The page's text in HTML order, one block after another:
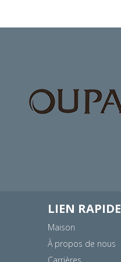
LIEN RAPIDE
Maison
À propos de nous